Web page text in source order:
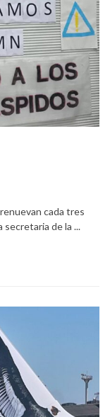
cada tres
de la ...